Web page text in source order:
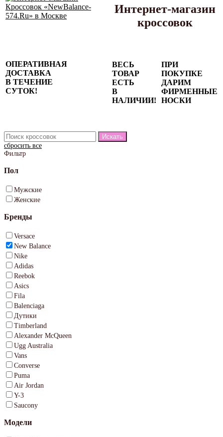
Интернет-магазин
кроссовок
ОПЕРАТИВНАЯ
ДОСТАВКА
В ТЕЧЕНИЕ
СУТОК!
ВЕСЬ
ТОВАР
ЕСТЬ
В
НАЛИЧИИ!
ПРИ
ПОКУПКЕ
ДАРИМ
ФИРМЕННЫЕ
НОСКИ
сбросить все
Фильтр
Пол
Мужские
Женские
Бренды
Versace
New Balance
Nike
Adidas
Reebok
Asics
Fila
Balenciaga
Дутики
Timberland
Alexander McQueen
Ugg Australia
Vans
Converse
Puma
Air Jordan
Y-3
Saucony
Модели